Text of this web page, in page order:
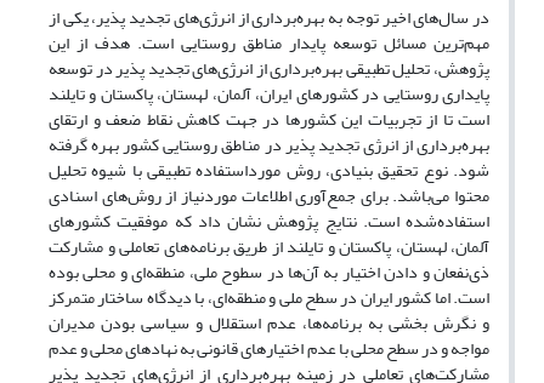
در سال‌های اخیر توجه به بهره‌برداری از انرژی‌های تجدید پذیر، یکی از
مهم‌ترین مسائل توسعه پایدار مناطق روستایی است. هدف از این
پژوهش، تحلیل تطبیقی بهره‌برداری از انرژی‌های تجدید پذیر در توسعه
پایداری روستایی در کشورهای ایران، آلمان، لهستان، پاکستان و تایلند
است تا از تجربیات این کشورها در جهت کاهش نقاط ضعف و ارتقای
بهره‌برداری از انرژی تجدید پذیر در مناطق روستایی کشور بهره گرفته
شود. نوع تحقیق بنیادی، روش مورداستفاده تطبیقی با شیوه تحلیل
محتوا می‌باشد. برای جمع‌آوری اطلاعات موردنیاز از روش‌های اسنادی
استفاده‌شده است. نتایج پژوهش نشان داد که موفقیت کشورهای
آلمان، لهستان، پاکستان و تایلند از طریق برنامه‌های تعاملی و مشارکت
ذی‌نفعان و دادن اختیار به آن‌ها در سطوح ملی، منطقه‌ای و محلی بوده
است. اما کشور ایران در سطح ملی و منطقه‌ای، با دیدگاه ساختار متمرکز
و نگرش بخشی به برنامه‌ها، عدم استقلال و سیاسی بودن مدیران
مواجه و در سطح محلی با عدم اختیارهای قانونی به نهادهای محلی و عدم
مشارکت‌های تعاملی در زمینه بهره‌برداری از انرژی‌های تجدید پذیر